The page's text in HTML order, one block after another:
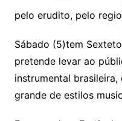
pelo erudito, pelo
Sábado (5)tem
pretende levar ao
instrumental
grande de estilos